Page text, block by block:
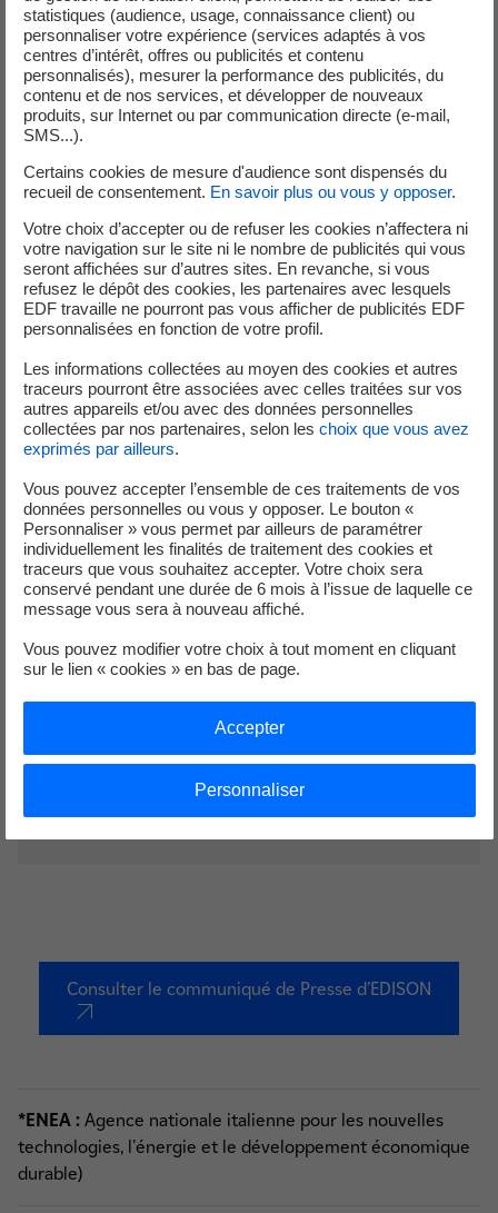
Cette collaboration est un moyen
pratique et efficace de
surmonter les obstacles au
déploiement des petits réacteurs
modulaires en Europe. En tirant
parti de notre expertise et de nos
ressources combinées, nous nous
engageons à développer des
solutions innovantes qui
contribueront aux objectifs de
neutralité carbone de l'Europe.
Nous nous réjouissons de
travailler en étroite collaboration
avec l'ENEA et Edison pour
permettre un avenir décarboné
pour l'industrie.
Directeur Technique du Groupe EDF et Directeur de la
Consulter le communiqué de Presse d’EDISON
nouvel onglet
*ENEA : Agence nationale italienne pour les nouvelles
technologies, l'énergie et le développement économique
durable)
statistiques (audience, usage, connaissance client) ou
personnaliser votre expérience (services adaptés à vos
centres d’intérêt, offres ou publicités et contenu
personnalisés), mesurer la performance des publicités, du
contenu et de nos services, et développer de nouveaux
produits, sur Internet ou par communication directe (e-mail,
SMS...).
Certains cookies de mesure d'audience sont dispensés du
recueil de consentement. En savoir plus ou vous y opposer.
Votre choix d’accepter ou de refuser les cookies n’affectera ni
votre navigation sur le site ni le nombre de publicités qui vous
seront affichées sur d’autres sites. En revanche, si vous
refusez le dépôt des cookies, les partenaires avec lesquels
EDF travaille ne pourront pas vous afficher de publicités EDF
personnalisées en fonction de votre profil.
Les informations collectées au moyen des cookies et autres
traceurs pourront être associées avec celles traitées sur vos
autres appareils et/ou avec des données personnelles
collectées par nos partenaires, selon les choix que vous avez
exprimés par ailleurs.
Vous pouvez accepter l’ensemble de ces traitements de vos
données personnelles ou vous y opposer. Le bouton «
Personnaliser » vous permet par ailleurs de paramétrer
individuellement les finalités de traitement des cookies et
traceurs que vous souhaitez accepter. Votre choix sera
conservé pendant une durée de 6 mois à l’issue de laquelle ce
message vous sera à nouveau affiché.
Vous pouvez modifier votre choix à tout moment en cliquant
sur le lien « cookies » en bas de page.
Personnaliser
Accepter